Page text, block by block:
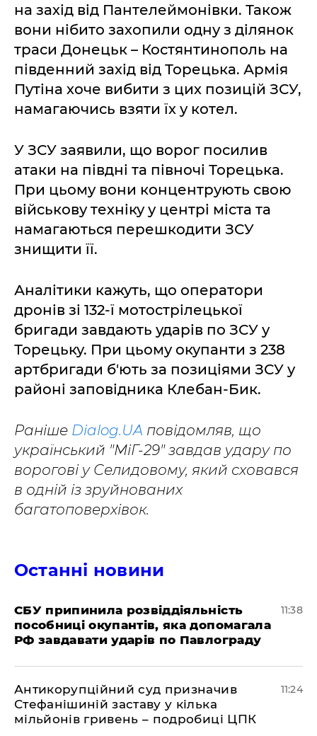
на захід від Пантелеймонівки. Також
вони нібито захопили одну з ділянок
траси Донецьк – Костянтинополь на
південний захід від Торецька. Армія
Путіна хоче вибити з цих позицій ЗСУ,
намагаючись взяти їх у котел.
У ЗСУ заявили, що ворог посилив
атаки на півдні та півночі Торецька.
При цьому вони концентрують свою
військову техніку у центрі міста та
намагаються перешкодити ЗСУ
знищити її.
Аналітики кажуть, що оператори
дронів зі 132-ї мотострілецької
бригади завдають ударів по ЗСУ у
Торецьку. При цьому окупанти з 238
артбригади б'ють за позиціями ЗСУ у
районі заповідника Клебан-Бик.
Раніше Dialog.UA повідомляв, що
український "МіГ-29" завдав удару по
ворогові у Селидовому, який сховався
в одній із зруйнованих
багатоповерхівок.
Останні новини
СБУ припинила розвіддіяльність
пособниці окупантів, яка допомагала
РФ завдавати ударів по Павлограду
11:38
Антикорупційний суд призначив
Стефанішиній заставу у кілька
мільйонів гривень – подробиці ЦПК
11:24